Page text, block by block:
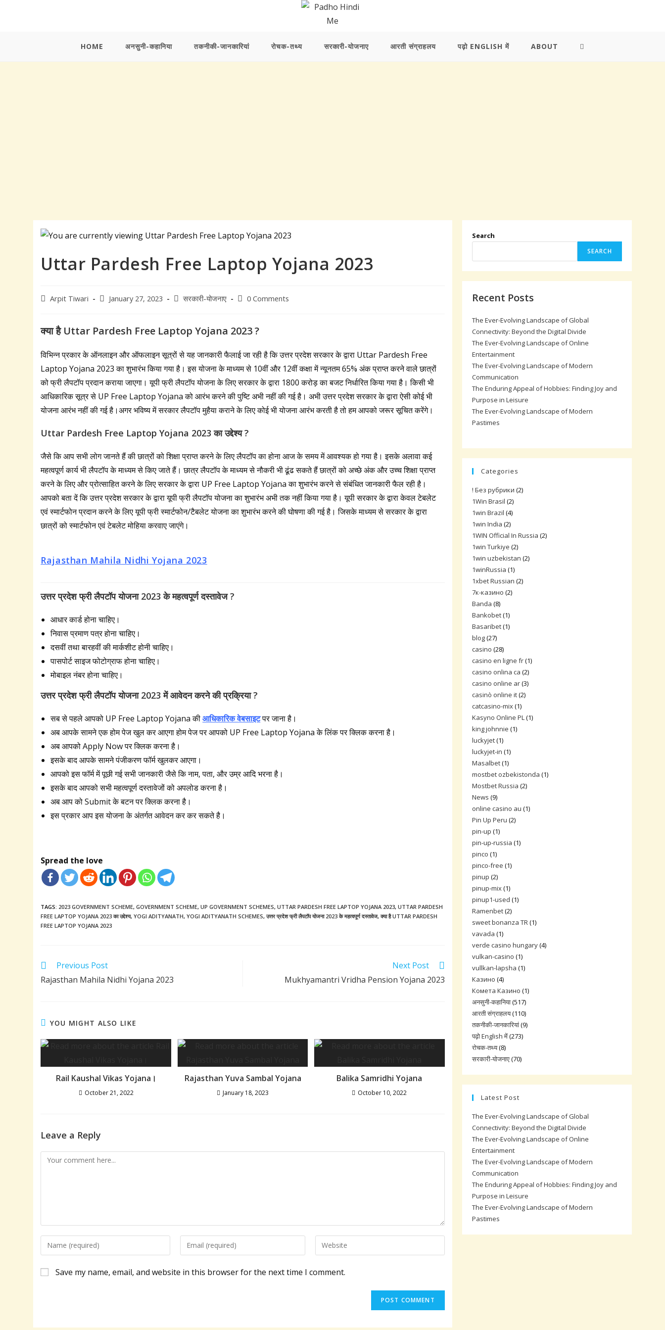
HOME
अनसुनी-कहानिया तकनीकी-जानकारियां रोचक-तथ्य सरकारी-योजनाए आरती संग्राहलय पढ़ो ENGLISH में ABOUT
Uttar Pardesh Free Laptop Yojana 2023
PostArpit Tiwari
PostJanuary 27, 2023
Postसरकारी-योजनाए
Post0 Comments
क्या है Uttar Pardesh Free Laptop Yojana 2023 ?
विभिन्न प्रकार के ऑनलाइन और ऑफलाइन सूत्रों से यह जानकारी फैलाई जा रही है कि उत्तर प्रदेश सरकार के द्वारा Uttar Pardesh Free
Laptop Yojana 2023 का शुभारंभ किया गया है। इस योजना के माध्यम से 10वीं और 12वीं कक्षा में न्यूनतम 65% अंक प्राप्त करने वाले छात्रों
को फ्री लैपटॉप प्रदान कराया जाएगा। यूपी फ्री लैपटॉप योजना के लिए सरकार के द्वारा 1800 करोड़ का बजट निर्धारित किया गया है। किसी भी
आधिकारिक सूत्र से UP Free Laptop Yojana को आरंभ करने की पुष्टि अभी नहीं की गई है। अभी उत्तर प्रदेश सरकार के द्वारा ऐसी कोई भी
योजना आरंभ नहीं की गई है।अगर भविष्य में सरकार लैपटॉप मुहैया कराने के लिए कोई भी योजना आरंभ करती है तो हम आपको जरूर सूचित करेंगे।
Uttar Pardesh Free Laptop Yojana 2023का उद्देश्य ?
जैसे कि आप सभी लोग जानते हैं की छात्रों को शिक्षा प्राप्त करने के लिए लैपटॉप का होना आज के समय में आवश्यक हो गया है। इसके अलावा कई
महत्वपूर्ण कार्य भी लैपटॉप के माध्यम से किए जाते हैं। छात्र लैपटॉप के माध्यम से नौकरी भी ढूंढ सकते हैं छात्रों को अच्छे अंक और उच्च शिक्षा प्राप्त
करने के लिए और प्रोत्साहित करने के लिए सरकार के द्वारा UP Free Laptop Yojana का शुभारंभ करने से संबंधित जानकारी फैल रही है।
आपको बता दें कि उत्तर प्रदेश सरकार के द्वारा यूपी फ्री लैपटॉप योजना का शुभारंभ अभी तक नहीं किया गया है। यूपी सरकार के द्वारा केवल टेबलेट
एवं स्मार्टफोन प्रदान करने के लिए यूपी फ्री स्मार्टफोन/टैबलेट योजना का शुभारंभ करने की घोषणा की गई है। जिसके माध्यम से सरकार के द्वारा
छात्रों को स्मार्टफोन एवं टेबलेट मोहिया करवाए जाएंगे।
Rajasthan Mahila Nidhi Yojana 2023
उत्तर प्रदेश फ्री लैपटॉप योजना 2023 के महत्वपूर्ण दस्तावेज ?
आधार कार्ड होना चाहिए।
निवास प्रमाण पत्र होना चाहिए।
दसवीं तथा बारहवीं की मार्कशीट होनी चाहिए।
पासपोर्ट साइज फोटोग्राफ होना चाहिए।
मोबाइल नंबर होना चाहिए।
उत्तर प्रदेश फ्री लैपटॉप योजना 2023में आवेदन करने की प्रक्रिया ?
सब से पहले आपको UP Free Laptop Yojana कीआधिकारिक वेबसाइटपर जाना है।
अब आपके सामने एक होम पेज खुल कर आएगा होम पेज पर आपको UP Free Laptop Yojana के लिंक पर क्लिक करना है।
अब आपको Apply Now पर क्लिक करना है।
इसके बाद आपके सामने पंजीकरण फॉर्म खुलकर आएगा।
आपको इस फॉर्म में पूछी गई सभी जानकारी जैसे कि नाम, पता, और उम्र आदि भरना है।
इसके बाद आपको सभी महत्वपूर्ण दस्तावेजों को अपलोड करना है।
अब आप को Submit के बटन पर क्लिक करना है।
इस प्रकार आप इस योजना के अंतर्गत आवेदन कर कर सकते है।
Spread the love
TAGS: 2023 GOVERNMENT SCHEME, GOVERNMENT SCHEME, UP GOVERNMENT SCHEMES, UTTAR PARDESH FREE LAPTOP YOJANA 2023, UTTAR PARDESH
FREE LAPTOP YOJANA 2023 का उद्देश्य, YOGI ADITYANATH, YOGI ADITYANATH SCHEMES, उत्तर प्रदेश फ्री लैपटॉप योजना 2023 के महत्वपूर्ण दस्तावेज, क्या है UTTAR PARDESH
FREE LAPTOP YOJANA 2023
Read
articles
Previous Post
Rajasthan Mahila Nidhi Yojana 2023
Next Post
Mukhyamantri Vridha Pension Yojana 2023
YOU MIGHT ALSO LIKE
Rail Kaushal Vikas Yojana।
October 21, 2022
Rajasthan Yuva Sambal Yojana
January 18, 2023
Balika Samridhi Yojana
October 10, 2022
Leave a Reply
Comment
Enter
your
or
Enter
your
address
Enter
your
URL
Save my name, email, and website in this browser for the next time I comment.
Search
SEARCH
Recent Posts
The Ever-Evolving Landscape of Global
Connectivity: Beyond the Digital Divide
The Ever-Evolving Landscape of Online
Entertainment
The Ever-Evolving Landscape of Modern
Communication
The Enduring Appeal of Hobbies: Finding Joy and
Purpose in Leisure
The Ever-Evolving Landscape of Modern
Pastimes
Categories
! Без рубрики (2)
1Win Brasil (2)
1win Brazil (4)
1win India (2)
1WIN Official In Russia (2)
1win Turkiye (2)
1win uzbekistan (2)
1winRussia (1)
1xbet Russian (2)
7к-казино (2)
Banda (8)
Bankobet(1)
Basaribet(1)
blog(27)
casino (28)
casino en ligne fr(1)
casino onlina ca (2)
casino online ar(3)
casinò online it(2)
catcasino-mix(1)
Kasyno Online PL(1)
king johnnie (1)
luckyjet(1)
luckyjet-in (1)
Masalbet(1)
mostbet ozbekistonda (1)
Mostbet Russia (2)
News (9)
online casino au (1)
Pin Up Peru (2)
pin-up (1)
pin-up-russia (1)
pinco (1)
pinco-free (1)
pinup (2)
pinup-mix(1)
pinup1-used (1)
Ramenbet(2)
sweet bonanza TR(1)
vavada (1)
verde casino hungary(4)
vulkan-casino (1)
vullkan-lapsha (1)
Казино (4)
Комета Казино (1)
अनसुनी-कहानिया(517)
आरती संग्राहलय(110)
तकनीकी-जानकारियां(9)
पढ़ो English में(273)
रोचक-तथ्य(8)
सरकारी-योजनाए(70)
Latest Post
The Ever-Evolving Landscape of Global
Connectivity: Beyond the Digital Divide
The Ever-Evolving Landscape of Online
Entertainment
The Ever-Evolving Landscape of Modern
Communication
The Enduring Appeal of Hobbies: Finding Joy and
Purpose in Leisure
The Ever-Evolving Landscape of Modern
Pastimes